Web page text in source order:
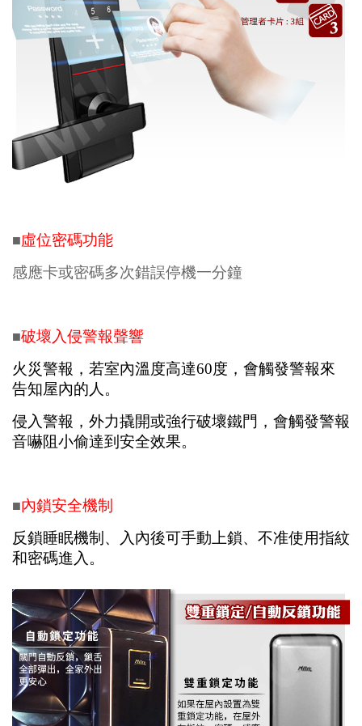
■虛位密碼功能
感應卡或密碼多次錯誤停機一分鐘
■破壞入侵警報聲響
火災警報，若室內溫度高達60度，會觸發警報來
告知屋內的人。
侵入警報，外力撬開或強行破壞鐵門，會觸發警報
音嚇阻小偷達到安全效果。
■內鎖安全機制
反鎖睡眠機制、入內後可手動上鎖、不准使用指紋
和密碼進入。